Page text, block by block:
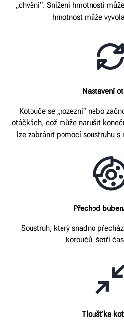
„chvění“. Snížení hmotnosti
hmotnost může
Nastavení
Kotouče se „rozezní“ nebo
otáčkách, což může narušit
lze zabránit pomocí soustruhu
Přechod
Soustruh, který snadno
kotoučů, šetří
Tloušťka